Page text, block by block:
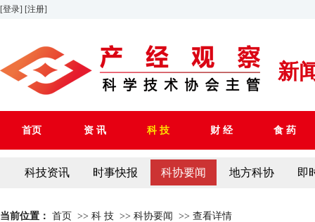
[登录] [注册]
新
首页 资 讯 科 技 财 经 食 药
科技资讯 时事快报 科协要闻 地方科协 即
当前位置： 首页 >> 科 技 >> 科协要闻 >> 查看详情